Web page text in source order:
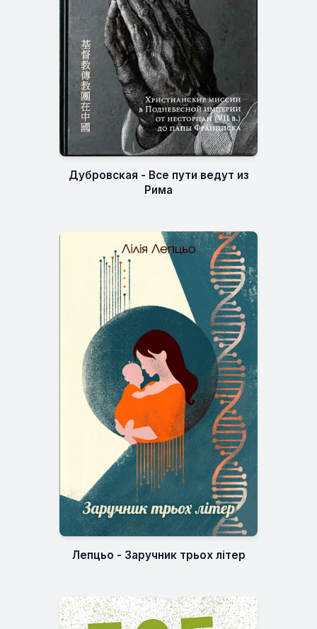
Дубровская - Все пути ведут из
Рима
Лепцьо - Заручник трьох літер